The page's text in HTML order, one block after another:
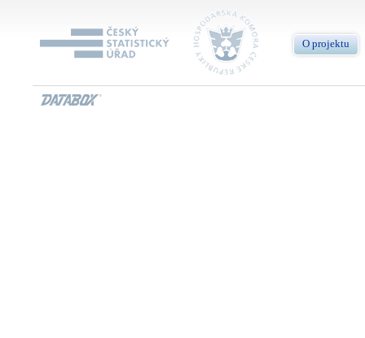
O projektu